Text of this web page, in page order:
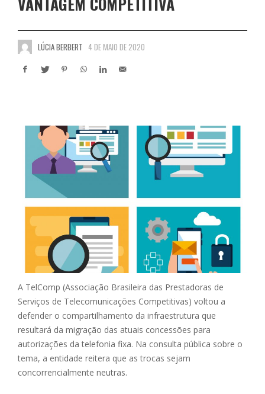
LÚCIA BERBERT 4 DE MAIO DE 2020
A TelComp (Associação Brasileira das Prestadoras de
Serviços de Telecomunicações Competitivas) voltou a
defender o compartilhamento da infraestrutura que
resultará da migração das atuais concessões para
autorizações da telefonia fixa. Na consulta pública sobre o
tema, a entidade reitera que as trocas sejam
concorrencialmente neutras.